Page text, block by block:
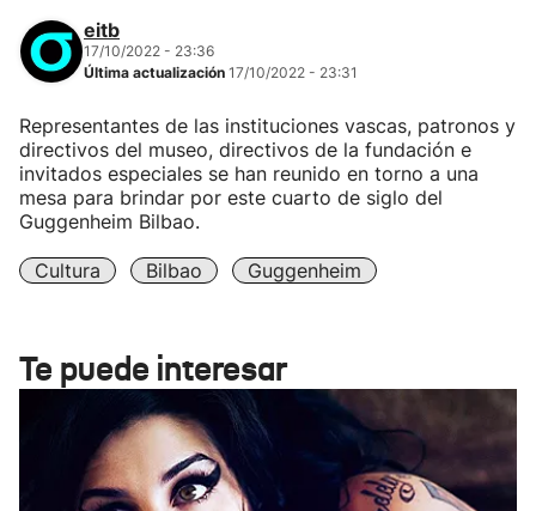
eitb
17/10/2022 - 23:36
Última actualización 17/10/2022 - 23:31
Representantes de las instituciones vascas, patronos y
directivos del museo, directivos de la fundación e
invitados especiales se han reunido en torno a una
mesa para brindar por este cuarto de siglo del
Guggenheim Bilbao.
Cultura Bilbao Guggenheim
Te puede interesar